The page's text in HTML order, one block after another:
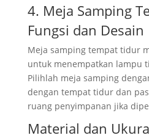
4. Meja Samping
Fungsi dan Desain
Meja samping tempat tidur
untuk menempatkan lampu
Pilihlah meja samping
dengan tempat tidur dan
ruang penyimpanan jika
Material dan